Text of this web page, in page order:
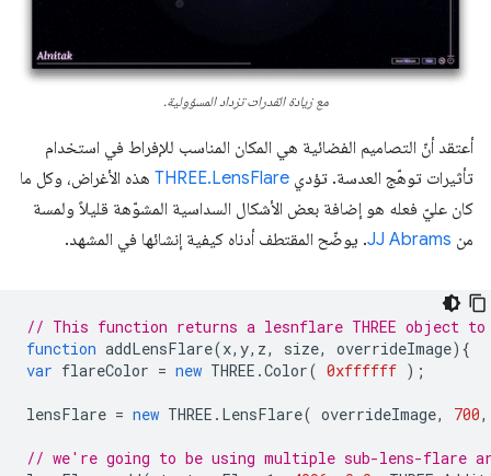
مع زيادة القدرات تزداد المسؤولية.
أعتقد أنّ التصاميم الفضائية هي المكان المناسب للإفراط في استخدام
تأثيرات توهّج العدسة. تؤدي THREE.LensFlare هذه الأغراض، وكل ما
كان عليّ فعله هو إضافة بعض الأشكال السداسية المشوّهة قليلاً ولمسة
من JJ Abrams. يوضّح المقتطف أدناه كيفية إنشائها في المشهد.
// This function returns a lesnflare THREE object to
function addLensFlare(x, y, z, size, overrideImage){
var flareColor = new THREE .Color( 0xffffff );
lensFlare = new THREE . LensFlare( overrideImage, 700,
// we're going to be using multiple sub-lens-flare